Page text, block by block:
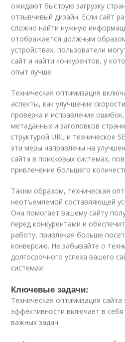
ожидают быструю загрузку
отзывчивый дизайн. Если сайт
сложно найти нужную
отображается должным
устройствах, пользователи
сайт и найти конкурентов, у
опыт лучше.
Техническая оптимизация
аспекты, как улучшение
проверка и исправление
метаданных и заголовков
структурой URL и техническое
эти меры направлены на
сайта в поисковых системах,
привлечение большего
Таким образом, техническая
неотъемлемой составляющей
Она помогает вашему сайту
перед конкурентами и
работу, привлекая больше
конверсию. Не забывайте о
долгосрочного успеха вашего
системах!
Ключевые задачи:
Техническая оптимизация
эффективности включает в
важных задач: